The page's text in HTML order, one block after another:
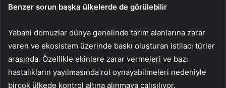
Benzer sorun başka ülkelerde de görülebilir
Yabani domuzlar dünya genelinde tarım alanlarına zarar
veren ve ekosistem üzerinde baskı oluşturan istilacı türler
arasında. Özellikle ekinlere zarar vermeleri ve bazı
hastalıkların yayılmasında rol oynayabilmeleri nedeniyle
birçok ülkede kontrol altına alınmaya çalışılıyor.